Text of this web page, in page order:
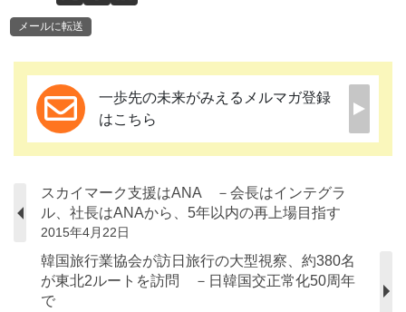
メールに転送
一歩先の未来がみえるメルマガ登録
はこちら
スカイマーク支援はANA －会長はインテグラ
ル、社長はANAから、5年以内の再上場目指す
2015年4月22日
韓国旅行業協会が訪日旅行の大型視察、約380名
が東北2ルートを訪問 －日韓国交正常化50周年
で